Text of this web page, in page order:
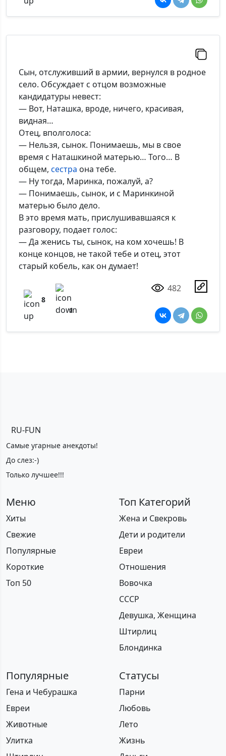
Сын, отслуживший в армии, вернулся в родное
село. Обсуждает с отцом возможные
кандидатуры невест:
— Вот, Наташка, вроде, ничего, красивая,
видная…
Отец, вполголоса:
— Нельзя, сынок. Понимаешь, мы в свое
время с Наташкиной матерью… Того… В
общем, сестра она тебе.
— Ну тогда, Маринка, пожалуй, а?
— Понимаешь, сынок, и с Маринкиной
матерью было дело.
В это время мать, прислушивавшаяся к
разговору, подает голос:
— Да женись ты, сынок, на ком хочешь! В
конце концов, не такой тебе и отец, этот
старый кобель, как он думает!
8
1
482
RU-FUN
Самые угарные анекдоты!
До слез:-)
Только лучшее!!!
Меню
Хиты
Свежие
Популярные
Короткие
Топ 50
Топ Категорий
Жена и Свекровь
Дети и родители
Евреи
Отношения
Вовочка
СССР
Девушка, Женщина
Штирлиц
Блондинка
Популярные
Гена и Чебурашка
Евреи
Животные
Улитка
Статусы
Парни
Любовь
Лето
Жизнь